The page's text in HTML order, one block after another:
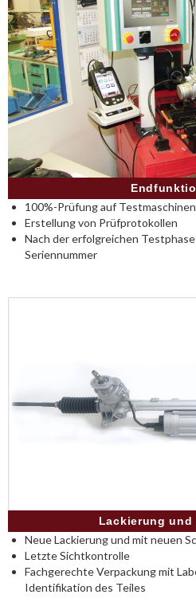
100%-Prüfung auf
Erstellung von Prüfprotokollen
Nach der erfolgreichen
Seriennummer
Lackierung und
Neue Lackierung und mit neuen
Letzte Sichtkontrolle
Fachgerechte Verpackung mit
Identifikation des Teiles